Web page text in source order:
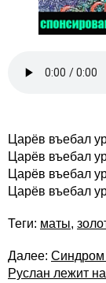
Царёв въебал
Царёв въебал
Царёв въебал
Царёв въебал
Теги: маты,
Далее: Синдром
Руслан лежит